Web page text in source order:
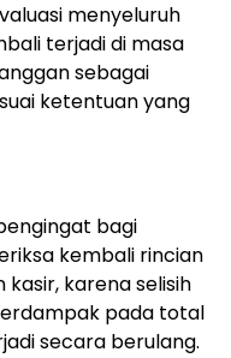
menyeluruh
terjadi di masa
sebagai
ketentuan yang
bagi
kembali rincian
karena selisih
pada total
secara berulang.